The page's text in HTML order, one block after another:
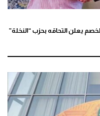
يعلن التحاقه بحزب “النخلة”